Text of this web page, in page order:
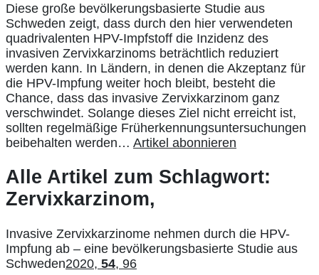
Diese große bevölkerungsbasierte Studie aus
Schweden zeigt, dass durch den hier verwendeten
quadrivalenten HPV-Impfstoff die Inzidenz des
invasiven Zervixkarzinoms beträchtlich reduziert
werden kann. In Ländern, in denen die Akzeptanz für
die HPV-Impfung weiter hoch bleibt, besteht die
Chance, dass das invasive Zervixkarzinom ganz
verschwindet. Solange dieses Ziel nicht erreicht ist,
sollten regelmäßige Früherkennungsuntersuchungen
beibehalten werden… Artikel abonnieren
Alle Artikel zum Schlagwort:
Zervixkarzinom,
Invasive Zervixkarzinome nehmen durch die HPV-
Impfung ab – eine bevölkerungsbasierte Studie aus
Schweden2020, 54, 96